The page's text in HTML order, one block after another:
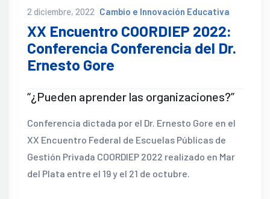
2 diciembre, 2022 Cambio e Innovación Educativa
XX Encuentro COORDIEP 2022:
Conferencia Conferencia del Dr.
Ernesto Gore
“¿Pueden aprender las organizaciones?”
Conferencia dictada por el Dr. Ernesto Gore en el
XX Encuentro Federal de Escuelas Públicas de
Gestión Privada COORDIEP 2022 realizado en Mar
del Plata entre el 19 y el 21 de octubre.